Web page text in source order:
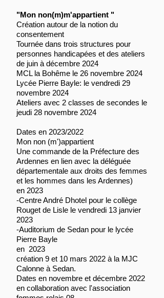
"Mon non(m)m'appartient "
Création autour de la notion du
consentement
Tournée dans trois structures pour
personnes handicapées et des ateliers
de juin à décembre 2024
MCL la Bohême le 26 novembre 2024
Lycée Pierre Bayle: le vendredi 29
novembre 2024
Ateliers avec 2 classes de secondes le
jeudi 28 novembre 2024
Dates en 2023/2022
Mon non (m')appartient
Une commande de la Préfecture des
Ardennes en lien avec la déléguée
départementale aux droits des femmes
et les hommes dans les Ardennes)
en 2023
-Centre André Dhotel pour le collège
Rouget de Lisle le vendredi 13 janvier
2023
-Auditorium de Sedan pour le lycée
Pierre Bayle
en 2023
création 9 et 10 mars 2022 à la MJC
Calonne à Sedan.
Dates en novembre et décembre 2022
en collaboration avec l'association